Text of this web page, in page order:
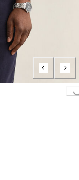
Loading...